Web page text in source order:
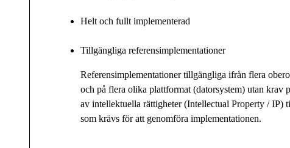
Helt och fullt implementerad
Tillgängliga referensimplementationer
Referensimplementationer tillgängliga ifrån flera
och på flera olika plattformat (datorsystem) utan krav
av intellektuella rättigheter (Intellectual Property / IP)
som krävs för att genomföra implementationen.